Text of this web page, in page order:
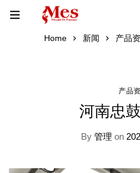
Home 新闻 产品
产品
河南忠
By管理 on